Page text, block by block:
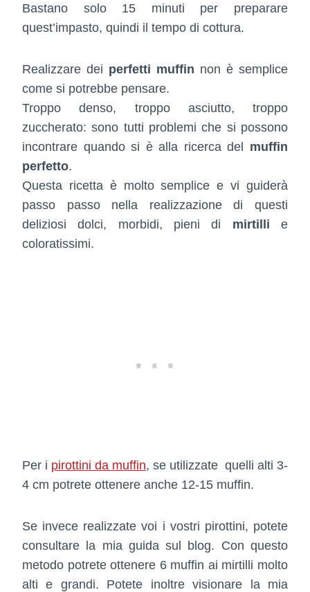
Bastano solo 15 minuti per preparare
quest’impasto, quindi il tempo di cottura.
Realizzare dei perfetti muffin non è semplice
come si potrebbe pensare.
Troppo denso, troppo asciutto, troppo
zuccherato: sono tutti problemi che si possono
incontrare quando si è alla ricerca del muffin
perfetto.
Questa ricetta è molto semplice e vi guiderà
passo passo nella realizzazione di questi
deliziosi dolci, morbidi, pieni di mirtilli e
coloratissimi.
Per i pirottini da muffin, se utilizzate quelli alti 3-
4 cm potrete ottenere anche 12-15 muffin.
Se invece realizzate voi i vostri pirottini, potete
consultare la mia guida sul blog. Con questo
metodo potrete ottenere 6 muffin ai mirtilli molto
alti e grandi. Potete inoltre visionare la mia